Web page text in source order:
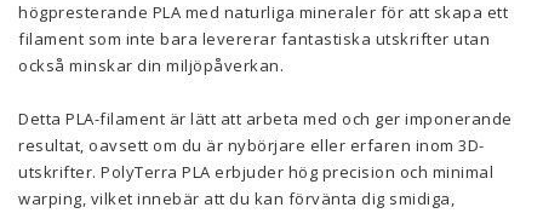
högpresterande PLA med naturliga mineraler för att skapa ett
filament som inte bara levererar fantastiska utskrifter utan
också minskar din miljöpåverkan.
Detta PLA-filament är lätt att arbeta med och ger imponerande
resultat, oavsett om du är nybörjare eller erfaren inom 3D-
utskrifter. PolyTerra PLA erbjuder hög precision och minimal
warping, vilket innebär att du kan förvänta dig smidiga,